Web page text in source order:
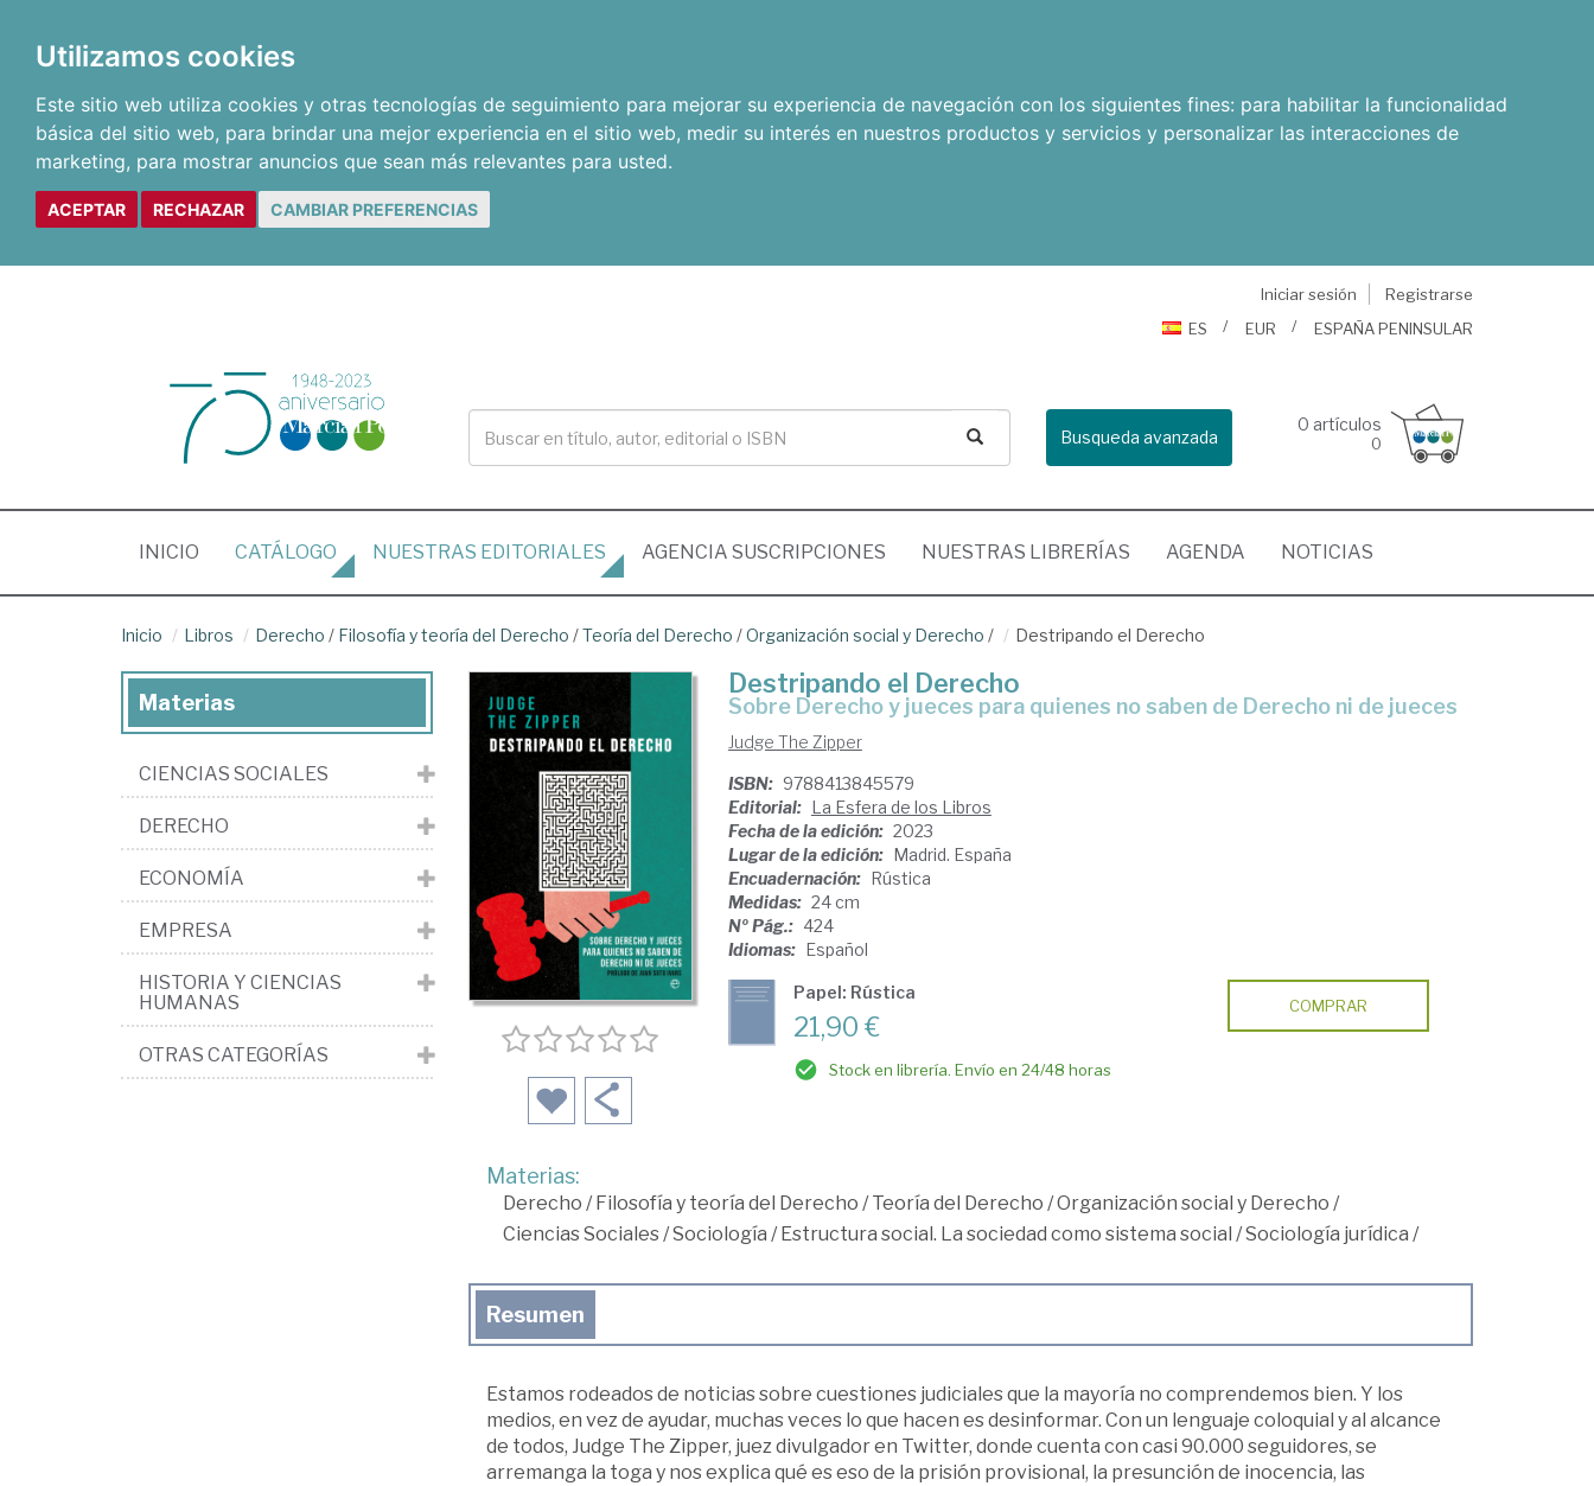
Utilizamos cookies
Este sitio web utiliza cookies y otras tecnologías de seguimiento para mejorar su experiencia de navegación con los siguientes fines: para habilitar la funcionalidad
básica del sitio web, para brindar una mejor experiencia en el sitio web, medir su interés en nuestros productos y servicios y personalizar las interacciones de
marketing, para mostrar anuncios que sean más relevantes para usted.
ACEPTAR RECHAZAR CAMBIAR PREFERENCIAS
Iniciar sesión
Registrarse
ES
EUR ESPAÑA PENINSULAR
Busqueda avanzada
0 artículos
0
INICIO (CURRENT)
CATÁLOGO NUESTRAS EDITORIALES AGENCIA SUSCRIPCIONES NUESTRAS LIBRERÍAS AGENDA NOTICIAS
Inicio Libros Derecho / Filosofía y teoría del Derecho /Teoría del Derecho /Organización social y Derecho / Destripando el Derecho
Destripando el Derecho
sobre Derecho y jueces para quienes no saben de Derecho ni de jueces
Judge The Zipper
ISBN: 9788413845579
Editorial: La Esfera de los Libros
Fecha de la edición: 2023
Lugar de la edición: Madrid. España
Encuadernación: Rústica
Medidas: 24 cm
Nº Pág.: 424
Idiomas: Español
Papel: Rústica
21,90 €
Stock en librería. Envío en 24/48 horas
COMPRAR
Materias:
Derecho / Filosofía y teoría del Derecho /Teoría del Derecho /Organización social y Derecho /
Ciencias Sociales/Sociología / Estructura social. La sociedad como sistema social /Sociología jurídica /
Resumen
Estamos rodeados de noticias sobre cuestiones judiciales que la mayoría no comprendemos bien. Y los
medios, en vez de ayudar, muchas veces lo que hacen es desinformar. Con un lenguaje coloquial y al alcance
de todos, Judge The Zipper, juez divulgador en Twitter, donde cuenta con casi 90.000 seguidores, se
arremanga la toga y nos explica qué es eso de la prisión provisional, la presunción de inocencia, las
Materias
CIENCIAS SOCIALES
DERECHO
ECONOMÍA
EMPRESA
HISTORIA Y CIENCIAS
HUMANAS
OTRAS CATEGORÍAS